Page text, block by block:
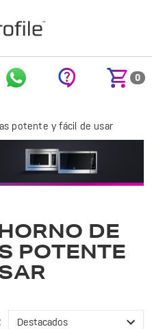
0
potente y fácil de usar
DE
POTENTE